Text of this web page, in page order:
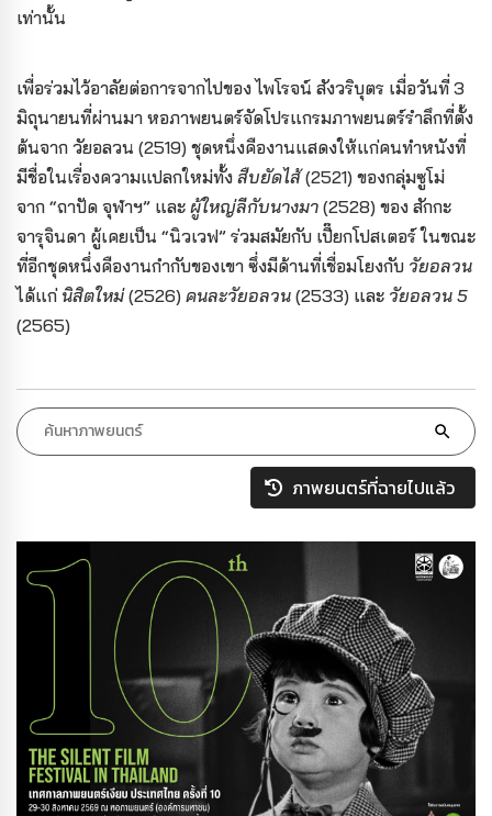
เท่านั้น
เพื่อร่วมไว้อาลัยต่อการจากไปของ ไพโรจน์ สังวริบุตร เมื่อวันที่ 3
มิถุนายนที่ผ่านมา หอภาพยนตร์จัดโปรแกรมภาพยนตร์รำลึกที่ตั้ง
ต้นจาก วัยอลวน (2519) ชุดหนึ่งคืองานแสดงให้แก่คนทำหนังที่
มีชื่อในเรื่องความแปลกใหม่ทั้ง สืบยัดไส้(2521) ของกลุ่มซูโม่
จาก “ถาปัด จุฬาฯ” และ ผู้ใหญ่ลีกับนางมา (2528) ของ สักกะ
จารุจินดา ผู้เคยเป็น “นิวเวฟ” ร่วมสมัยกับ เปี๊ยกโปสเตอร์ ในขณะ
ที่อีกชุดหนึ่งคืองานกำกับของเขา ซึ่งมีด้านที่เชื่อมโยงกับ วัยอลวน
ได้แก่ นิสิตใหม่(2526) คนละวัยอลวน (2533) และ วัยอลวน 5
(2565)
ภาพยนตร์ที่ฉายไปแล้ว